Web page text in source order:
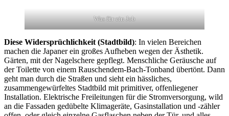
Was für ein Job
Diese Widersprüchlichkeit (Stadtbild): In vielen Bereichen
machen die Japaner ein großes Aufheben wegen der Ästhetik.
Gärten, mit der Nagelschere gepflegt. Menschliche Geräusche auf
der Toilette von einem Rauschendem-Bach-Tonband übertönt. Dann
geht man durch die Straßen und sieht ein hässliches,
zusammengewürfeltes Stadtbild mit primitiver, offenliegener
Installation. Elektrische Freileitungen für die Stromversorgung, wild
an die Fassaden gedübelte Klimageräte, Gasinstallation und -zähler